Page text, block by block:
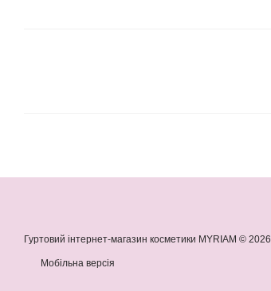
Гуртовий інтернет-магазин косметики MYRIAM © 2026
Мобільна версія